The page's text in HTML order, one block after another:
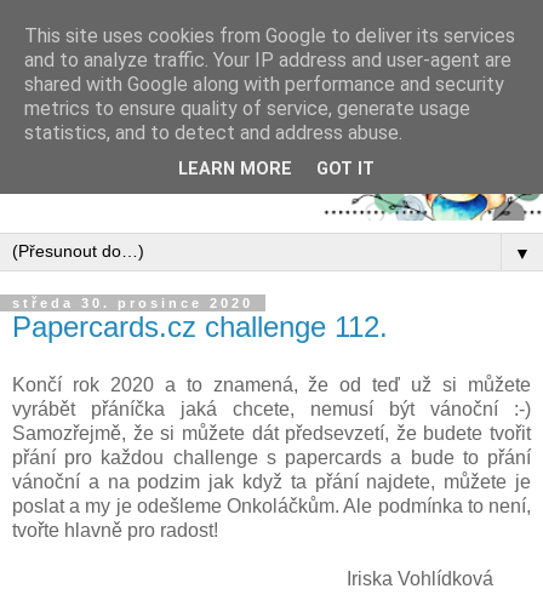
▼
středa 30. prosince 2020
Papercards.cz challenge 112.
Končí rok 2020 a to znamená, že od teď už si můžete
vyrábět přáníčka jaká chcete, nemusí být vánoční :-)
Samozřejmě, že si můžete dát předsevzetí, že budete tvořit
přání pro každou challenge s papercards a bude to přání
vánoční a na podzim jak když ta přání najdete, můžete je
poslat a my je odešleme Onkoláčkům. Ale podmínka to není,
tvořte hlavně pro radost!
Iriska Vohlídková
This site uses cookies from Google to deliver its services
and to analyze traffic. Your IP address and user-agent are
shared with Google along with performance and security
metrics to ensure quality of service, generate usage
statistics, and to detect and address abuse.
LEARN MORE GOT IT